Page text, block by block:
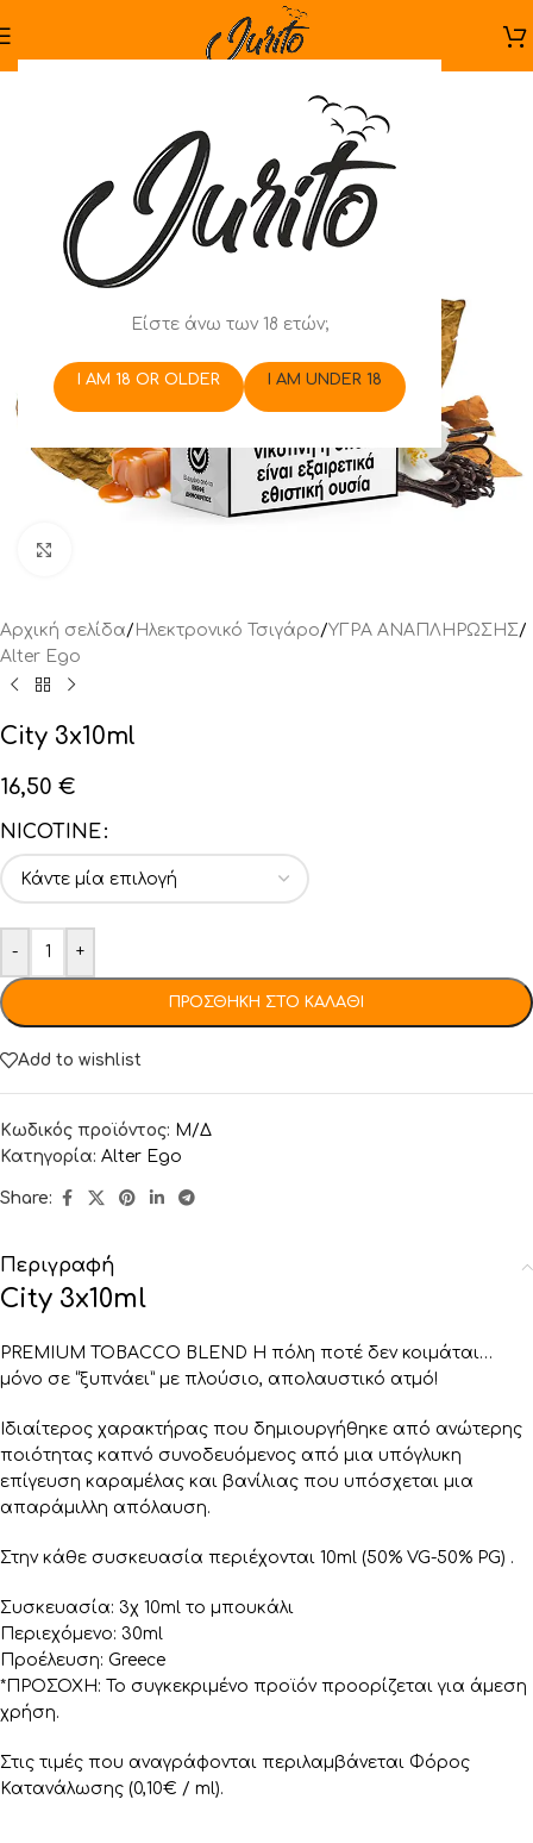
Είστε άνω των 18 ετών;
I AM 18 OR OLDER I AM UNDER 18
Αρχική σελίδα/ Ηλεκτρονικό Τσιγάρο/ΥΓΡΑ ΑΝΑΠΛΗΡΩΣΗΣ/
Alter Ego
City 3x10ml
16,50 €
NICOTINE
- +
ΠΡΟΣΘΉΚΗ ΣΤΟ ΚΑΛΆΘΙ
Add to wishlist
Κωδικός προϊόντος: Μ/Δ
Κατηγορία: Alter Ego
Share:
Περιγραφή
City 3x10ml
PREMIUM TOBACCO BLEND Η πόλη ποτέ δεν κοιμάται…
μόνο σε “ξυπνάει” με πλούσιο, απολαυστικό ατμό!
Ιδιαίτερος χαρακτήρας που δημιουργήθηκε από ανώτερης
ποιότητας καπνό συνοδευόμενος από μια υπόγλυκη
επίγευση καραμέλας και βανίλιας που υπόσχεται μια
απαράμιλλη απόλαυση.
Στην κάθε συσκευασία περιέχονται 10ml (50% VG-50% PG) .
Συσκευασία: 3χ 10ml το μπουκάλι
Περιεχόμενο: 30ml
Προέλευση: Greece
*ΠΡΟΣΟΧΗ: Το συγκεκριμένο προϊόν προορίζεται για άμεση
χρήση.
Στις τιμές που αναγράφονται περιλαμβάνεται Φόρος
Κατανάλωσης (0,10€ / ml).